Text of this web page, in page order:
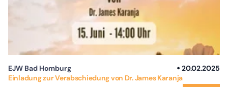
EJW Bad Homburg
20.02.2025
Einladung zur Verabschiedung von Dr. James Karanja